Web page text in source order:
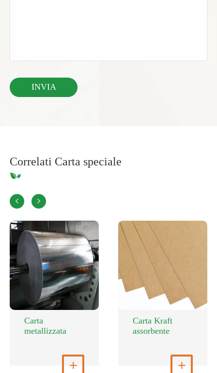
Correlati Carta speciale
 
Carta
metallizzata
Visualizza altro

Carta Kraft
assorbente
Visualizza altro
